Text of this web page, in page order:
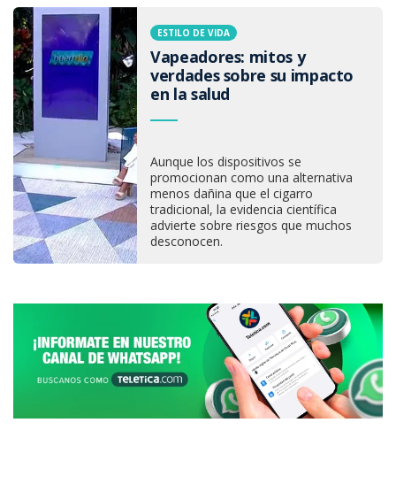
ESTILO DE VIDA
Vapeadores: mitos y
verdades sobre su impacto
en la salud
Aunque los dispositivos se
promocionan como una alternativa
menos dañina que el cigarro
tradicional, la evidencia científica
advierte sobre riesgos que muchos
desconocen.